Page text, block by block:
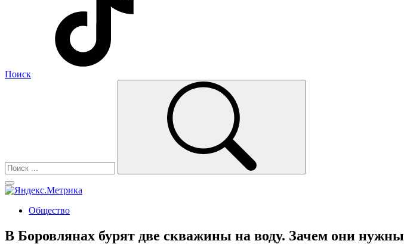
Поиск
Общество
В Боровлянах бурят две скважины на воду. Зачем они нужны